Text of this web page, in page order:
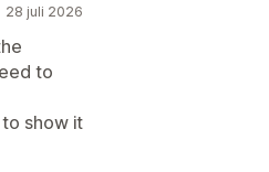
28 juli 2026
to
show it